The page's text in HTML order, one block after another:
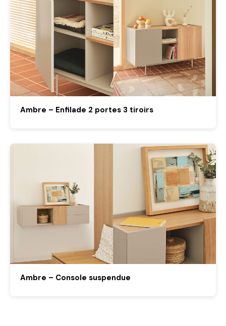
Ambre – Enfilade 2 portes 3 tiroirs
Ambre – Console suspendue